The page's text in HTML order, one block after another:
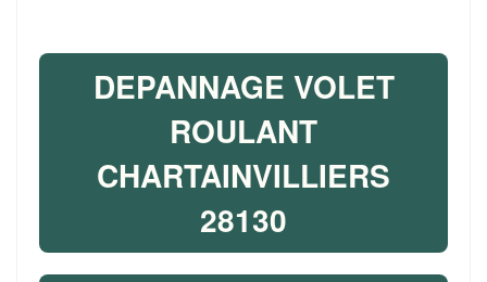
DEPANNAGE VOLET
ROULANT
CHARTAINVILLIERS
28130